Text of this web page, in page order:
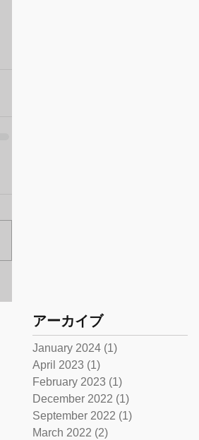
アーカイブ
January 2024 (1)
April 2023 (1)
February 2023 (1)
December 2022 (1)
September 2022 (1)
March 2022 (2)